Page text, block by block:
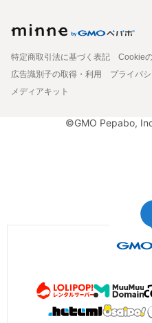
特定商取引法に基づく表記
Cookie
広告識別子の取得・利用
プライバ
メディアキット
©GMO Pepabo,